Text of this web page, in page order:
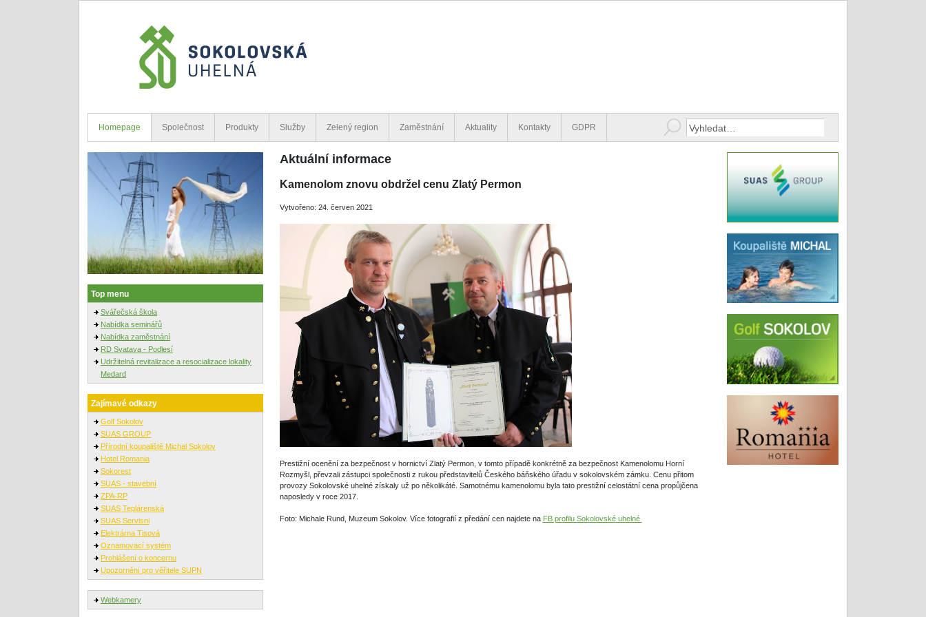
Homepage Společnost Produkty Služby Zelený region Zaměstnání Aktuality Kontakty GDPR
Top menu
Svářečská škola
Nabídka seminářů
Nabídka zaměstnání
RD Svatava - Podlesí
Udržitelná revitalizace a resocializace lokality
Medard
Zajímavé odkazy
Golf Sokolov
SUAS GROUP
Přírodní koupaliště Michal Sokolov
Hotel Romania
Sokorest
SUAS - stavební
ZPA-RP
SUAS Teplárenská
SUAS Servisni
Elektrárna Tisová
Oznamovací systém
Prohlášení o koncernu
Upozornění pro věřitele SUPN
Webkamery
Aktuální informace
Kamenolom znovu obdržel cenu Zlatý Permon
Vytvořeno: 24. červen 2021
Prestižní ocenění za bezpečnost v hornictví Zlatý Permon, v tomto případě konkrétně za bezpečnost Kamenolomu Horní
Rozmyšl, převzali zástupci společnosti z rukou představitelů Českého báňského úřadu v sokolovském zámku. Cenu přitom
provozy Sokolovské uhelné získaly už po několikáté. Samotnému kamenolomu byla tato prestižní celostátní cena propůjčena
naposledy v roce 2017.
Foto: Michale Rund, Muzeum Sokolov. Více fotografií z předání cen najdete na FB profilu Sokolovské uhelné